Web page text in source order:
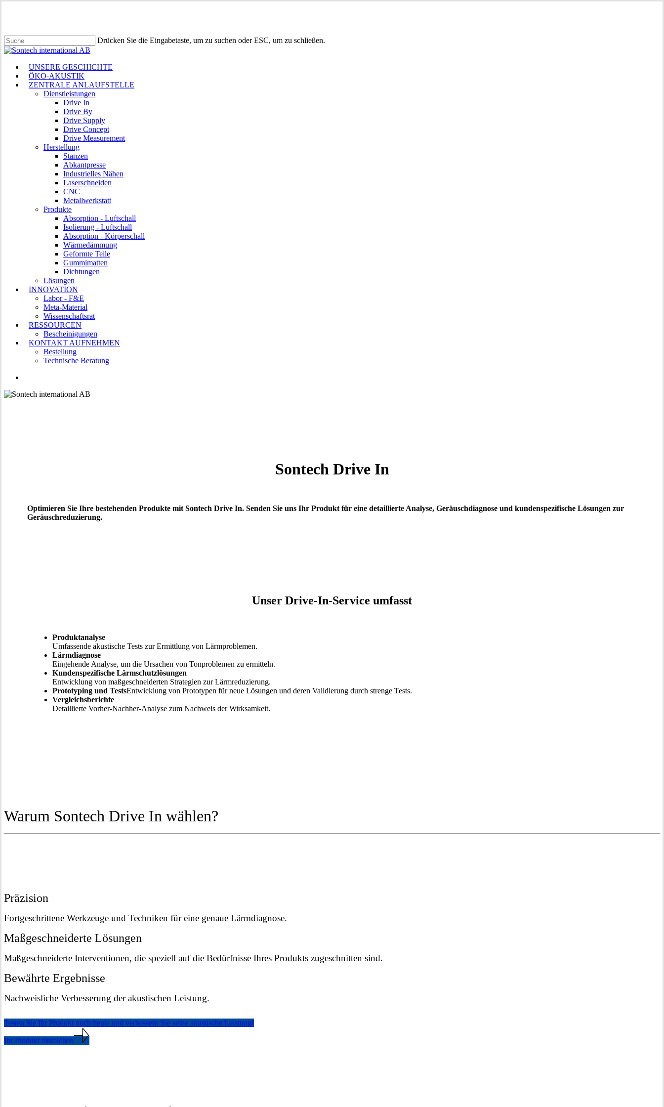
Drücken Sie die Eingabetaste, um zu suchen oder ESC, um zu schließen.
Suche
Menü
UNSERE GESCHICHTE
ÖKO-AKUSTIK
ZENTRALE ANLAUFSTELLE
Dienstleistungen
Drive In
Drive By
Drive Supply
Drive Concept
Drive Measurement
Herstellung
Stanzen
Abkantpresse
Industrielles Nähen
Laserschneiden
CNC
Metallwerkstatt
Produkte
Absorption - Luftschall
Isolierung - Luftschall
Absorption - Körperschall
Wärmedämmung
Geformte Teile
Gummimatten
Dichtungen
Lösungen
INNOVATION
Labor - F&E
Meta-Material
Wissenschaftsrat
RESSOURCEN
Bescheinigungen
KONTAKT AUFNEHMEN
Bestellung
Technische Beratung
Sontech Drive In
Optimieren Sie Ihre bestehenden Produkte mit Sontech Drive In. Senden Sie uns Ihr Produkt für eine detaillierte Analyse, Geräuschdiagnose und kundenspezifische Lösungen zur
Geräuschreduzierung.
Unser Drive-In-Service umfasst
Produktanalyse
Umfassende akustische Tests zur Ermittlung von Lärmproblemen.
Lärmdiagnose
Eingehende Analyse, um die Ursachen von Tonproblemen zu ermitteln.
Kundenspezifische Lärmschutzlösungen
Entwicklung von maßgeschneiderten Strategien zur Lärmreduzierung.
Prototyping und TestsEntwicklung von Prototypen für neue Lösungen und deren Validierung durch strenge Tests.
Vergleichsberichte
Detaillierte Vorher-Nachher-Analyse zum Nachweis der Wirksamkeit.
Warum Sontech Drive In wählen?
Präzision
Fortgeschrittene Werkzeuge und Techniken für eine genaue Lärmdiagnose.
Maßgeschneiderte Lösungen
Maßgeschneiderte Interventionen, die speziell auf die Bedürfnisse Ihres Produkts zugeschnitten sind.
Bewährte Ergebnisse
Nachweisliche Verbesserung der akustischen Leistung.
Testen Sie Ihr Produkt noch heute und verbessern Sie seine akustische Leistung!
Ihr Produkt einreichen